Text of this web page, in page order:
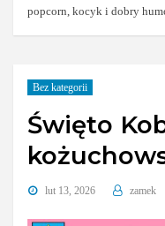
popcorn, kocyk i dobry
Bez kategorii
Święto
lut 13, 2026 zamek